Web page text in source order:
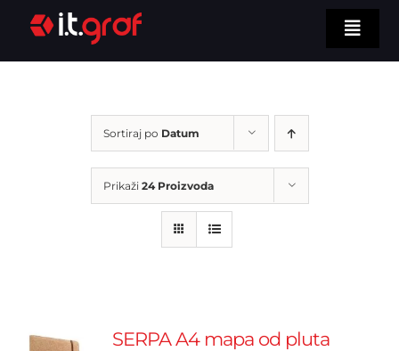
Skip
Naše usluge
Naša tehnologija
Asortiman
Sortiraj po Datum
Prikaži 24 Proizvoda
SERPA A4 mapa od pluta